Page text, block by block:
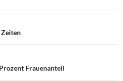
Frauenanteil